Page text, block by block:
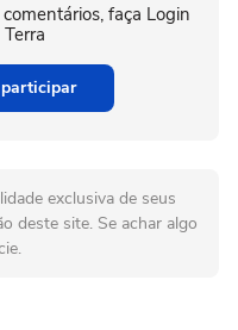
faça Login
exclusiva de seus
deste site. Se achar algo